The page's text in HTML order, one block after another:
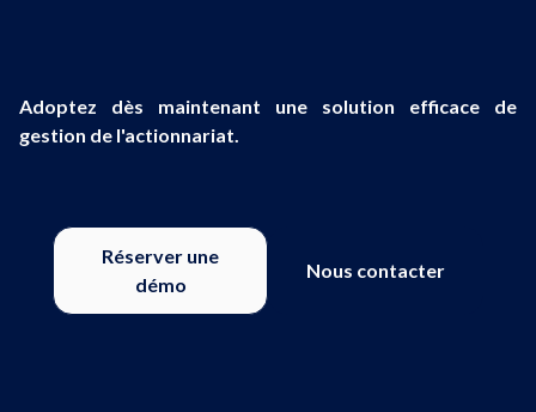
Adoptez dès maintenant une solution efficace de
gestion de l'actionnariat.
Réserver une
démo
Nous contacter